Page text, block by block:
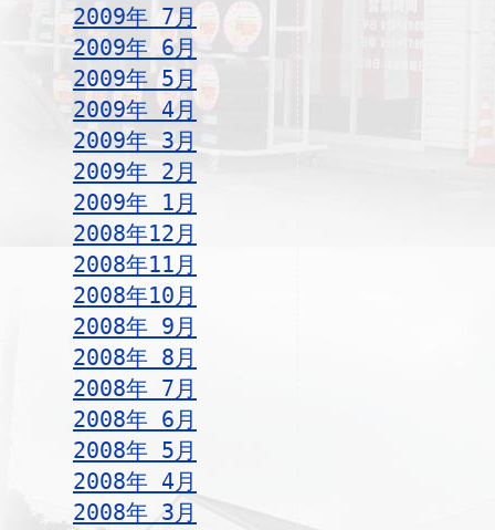
2009年 7月
2009年 6月
2009年 5月
2009年 4月
2009年 3月
2009年 2月
2009年 1月
2008年12月
2008年11月
2008年10月
2008年 9月
2008年 8月
2008年 7月
2008年 6月
2008年 5月
2008年 4月
2008年 3月